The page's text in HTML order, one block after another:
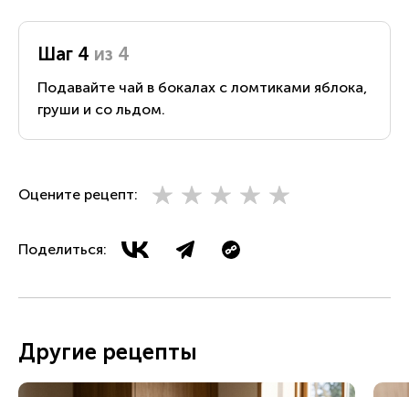
Шаг 4 из 4
Подавайте чай в бокалах с ломтиками яблока,
груши и со льдом.
Оцените рецепт:
Поделиться:
Другие рецепты